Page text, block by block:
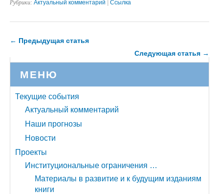
Рубрики: Актуальный комментарий | Ссылка
← Предыдущая статья
Следующая статья →
МЕНЮ
Текущие события
Актуальный комментарий
Наши прогнозы
Новости
Проекты
Институциональные ограничения …
Материалы в развитие и к будущим изданиям
книги